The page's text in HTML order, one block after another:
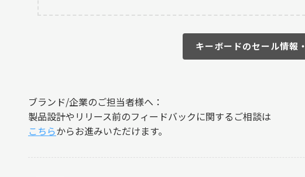
キーボードのセール情報
ブランド/企業のご担当者様へ：
製品設計やリリース前のフィードバックに関するご相談は
こちらからお進みいただけます。